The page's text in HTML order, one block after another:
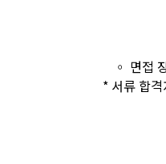
◦ 면접
* 서류 합